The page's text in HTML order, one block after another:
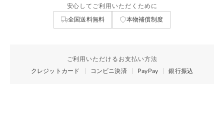
安心してご利用いただくために
全国送料無料 本物補償制度
ご利用いただけるお支払い方法
クレジットカード
コンビニ決済 PayPay 銀行振込